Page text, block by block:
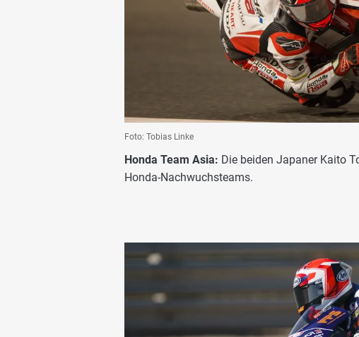
Foto: Tobias Linke
Honda Team Asia: Die beiden Japaner Kaito
Honda-Nachwuchsteams.